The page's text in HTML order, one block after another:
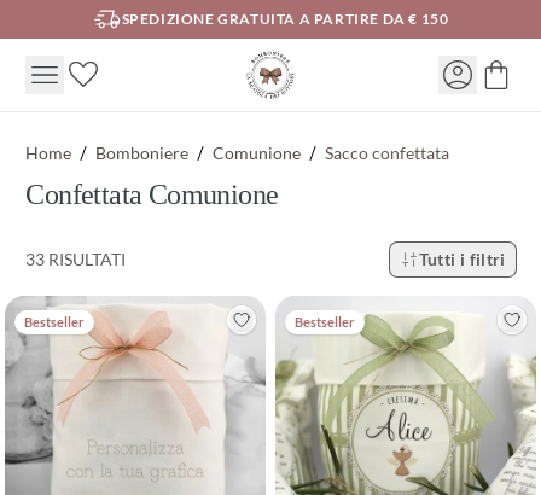
SPEDIZIONE GRATUITA A PARTIRE DA € 150
Home Bomboniere Comunione Sacco confettata
Confettata Comunione
33 RISULTATI Tutti i filtri
Bestseller Bestseller